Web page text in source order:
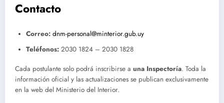
Contacto
Correo: dnm-personal@minterior.gub.uy
Teléfonos: 2030 1824 – 2030 1828
Cada postulante solo podrá inscribirse a una Inspectoría. Toda la
información oficial y las actualizaciones se publican exclusivamente
en la web del Ministerio del Interior.